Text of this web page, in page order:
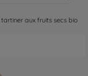
aux fruits secs bio